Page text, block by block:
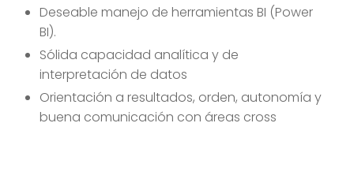
Deseable manejo de herramientas BI (Power
BI).
Sólida capacidad analítica y de
interpretación de datos
Orientación a resultados, orden, autonomía y
buena comunicación con áreas cross